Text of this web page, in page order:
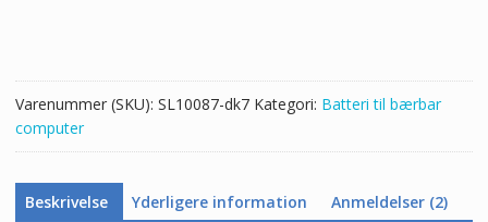
0
antal
Varenummer (SKU): SL10087-dk7 Kategori: Batteri til bærbar
computer
Beskrivelse Yderligere information Anmeldelser (2)